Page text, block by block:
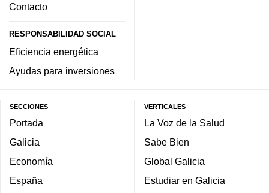
Contacto
RESPONSABILIDAD SOCIAL
Eficiencia energética
Ayudas para inversiones
SECCIONES
Portada
Galicia
Economía
España
VERTICALES
La Voz de la Salud
Sabe Bien
Global Galicia
Estudiar en Galicia